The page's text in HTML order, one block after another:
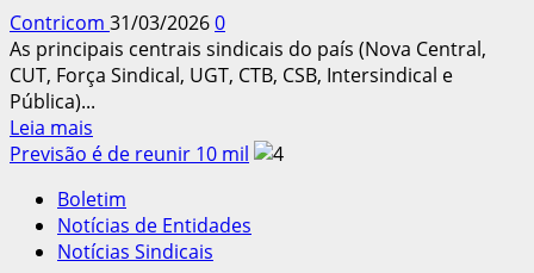
Contricom 31/03/20260
As principais centrais sindicais do país (Nova Central,
CUT, Força Sindical, UGT, CTB, CSB, Intersindical e
Pública)...
Leia mais
mais
Centrais
Sindicais
e
Previsão é de reunir 10 mil
Boletim
Notícias de Entidades
Notícias Sindicais